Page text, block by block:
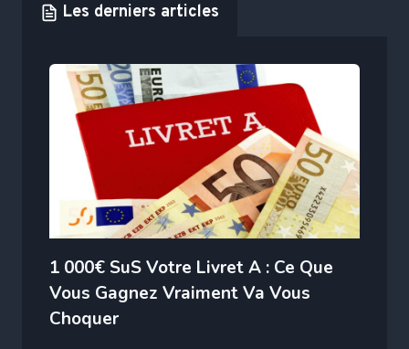
Les derniers articles
1 000€ SuS Votre Livret A : Ce Que
Vous Gagnez Vraiment Va Vous
Choquer